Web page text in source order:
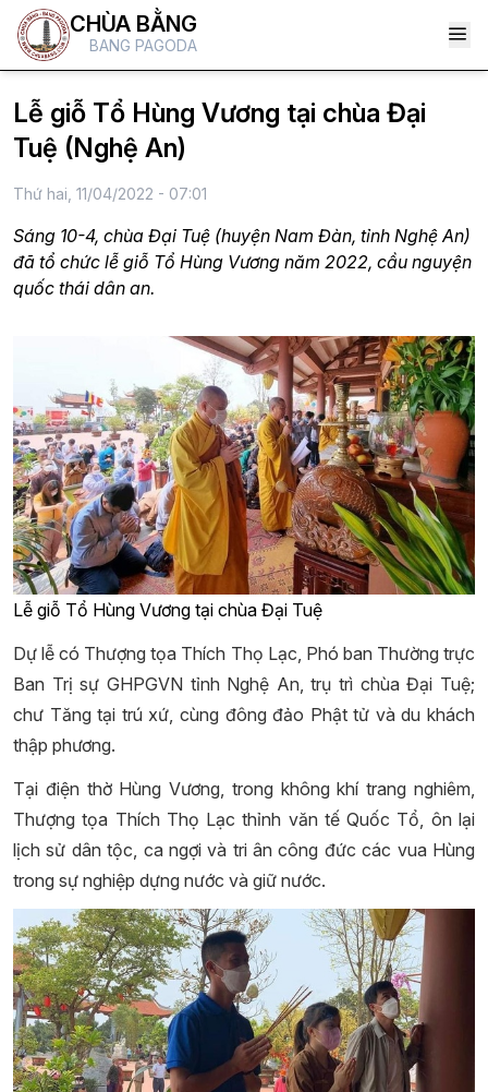
CHÙA BẰNG
BANG PAGODA
Lễ giỗ Tổ Hùng Vương tại chùa Đại
Tuệ (Nghệ An)
Thứ hai, 11/04/2022 - 07:01
Sáng 10-4, chùa Đại Tuệ (huyện Nam Đàn, tỉnh Nghệ An)
đã tổ chức lễ giỗ Tổ Hùng Vương năm 2022, cầu nguyện
quốc thái dân an.
Lễ giỗ Tổ Hùng Vương tại chùa Đại Tuệ
Dự lễ có Thượng tọa Thích Thọ Lạc, Phó ban Thường trực
Ban Trị sự GHPGVN tỉnh Nghệ An, trụ trì chùa Đại Tuệ;
chư Tăng tại trú xứ, cùng đông đảo Phật tử và du khách
thập phương.
Tại điện thờ Hùng Vương, trong không khí trang nghiêm,
Thượng tọa Thích Thọ Lạc thỉnh văn tế Quốc Tổ, ôn lại
lịch sử dân tộc, ca ngợi và tri ân công đức các vua Hùng
trong sự nghiệp dựng nước và giữ nước.